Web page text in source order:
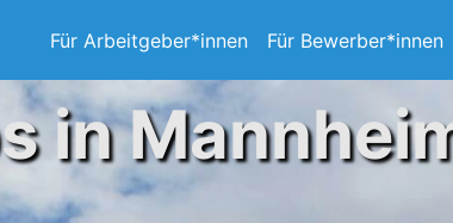
Für Arbeitgeber*innen Für Bewerber*innen
in